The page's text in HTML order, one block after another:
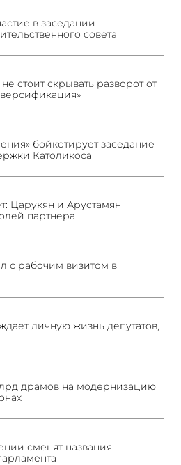
в заседании
совета
стоит скрывать разворот от
бойкотирует заседание
Католикоса
Царукян и Арустамян
партнера
с рабочим визитом в
личную жизнь депутатов,
драмов на модернизацию
сменят названия: